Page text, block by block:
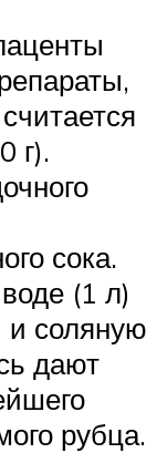
г).
сока.
(1 л)
и соляную
дают
рубца.